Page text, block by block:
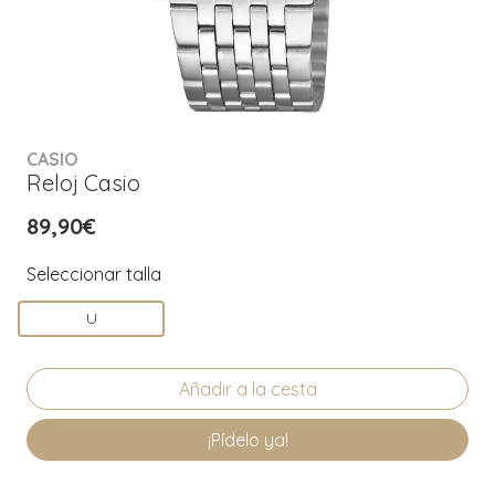
CASIO
Reloj Casio
89,90€
Seleccionar talla
U
¡Pídelo ya!